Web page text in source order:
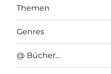
Themen
Genres
@ Bücher…